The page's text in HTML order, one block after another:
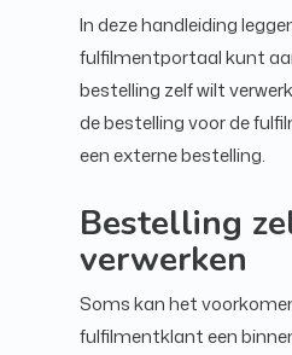
In deze handleiding
fulfilmentportaal kunt
bestelling zelf wilt
de bestelling voor de
een externe bestelling.
Bestelling
verwerken
Soms kan het
fulfilmentklant een